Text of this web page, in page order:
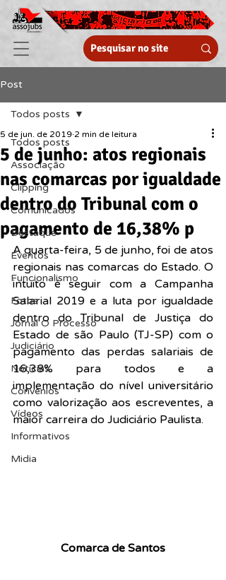
Post
Todos posts
Associação
Clipping
Comunicados
Destaque
Eventos
Funcionalismo
Fotos
Jornal O Processo
Judiciário
Notícias
Convênios
Vídeos
Informativos
Midia
Todos posts
5 de junho: atos regionais
nas comarcas por igualdade
dentro do Tribunal com o
pagamento de 16,38% p
5 de jun. de 2019 2 min de leitura
A quarta-feira, 5 de junho, foi de atos
regionais nas comarcas do Estado. O
intuito é seguir com a Campanha
Salarial 2019 e a luta por igualdade
dentro do Tribunal de Justiça do
Estado de são Paulo (TJ-SP) com o
pagamento das perdas salariais de
16,38% para todos e a
implementação do nível universitário
como valorização aos escreventes, a
maior carreira do Judiciário Paulista.
Comarca de Santos